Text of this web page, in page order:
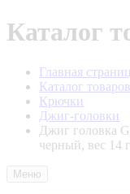
Каталог
Главная
Каталог товаров
Крючки
Джиг-головки
Джиг
черный, вес 14
Меню